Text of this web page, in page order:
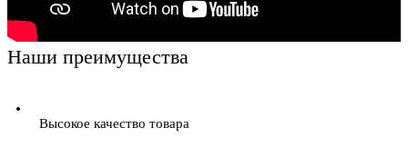
Наши преимущества
Высокое качество товара